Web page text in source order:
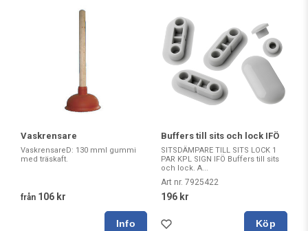
Vaskrensare
VaskrensareD: 130 mmI gummi
med träskaft.
från 106 kr
Buffers till sits och lock IFÖ
SITSDÄMPARE TILL SITS LOCK 1
PAR KPL SIGN IFÖ Buffers till sits
och lock. A...
Art nr. 7925422
196 kr
Köp